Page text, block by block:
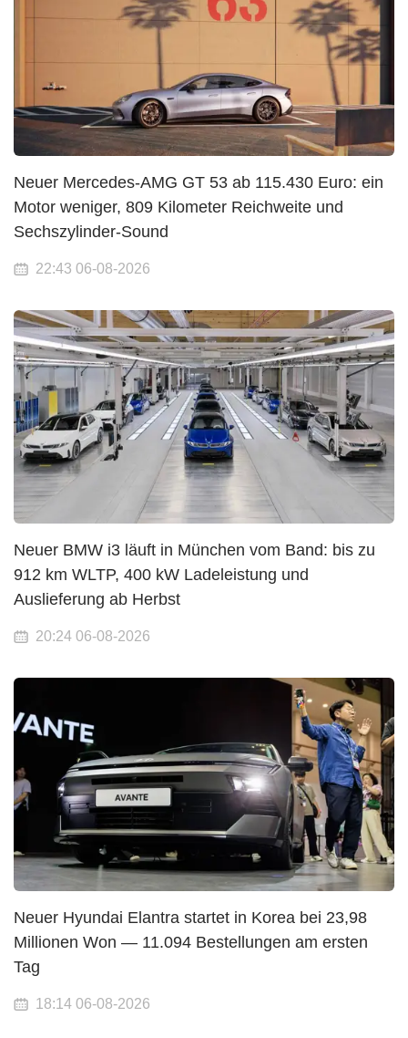
Neuer Mercedes-AMG GT 53 ab 115.430 Euro: ein
Motor weniger, 809 Kilometer Reichweite und
Sechszylinder-Sound
22:43 06-08-2026
Neuer BMW i3 läuft in München vom Band: bis zu
912 km WLTP, 400 kW Ladeleistung und
Auslieferung ab Herbst
20:24 06-08-2026
Neuer Hyundai Elantra startet in Korea bei 23,98
Millionen Won — 11.094 Bestellungen am ersten
Tag
18:14 06-08-2026